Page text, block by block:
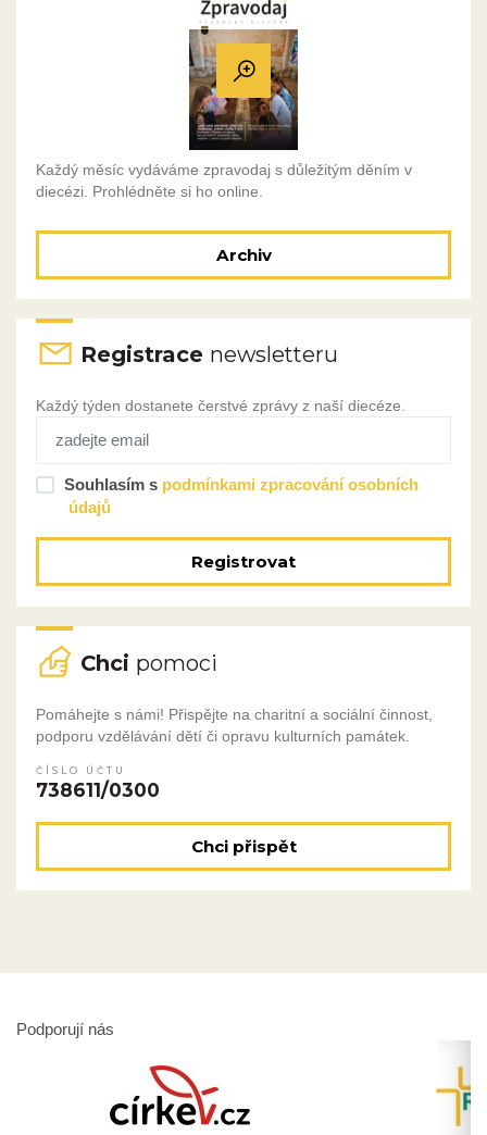
Každý měsíc vydáváme zpravodaj s důležitým děním v
diecézi. Prohlédněte si ho online.
Archiv
Registrace newsletteru
Každý týden dostanete čerstvé zprávy z naší diecéze.
Souhlasím s podmínkami zpracování osobních
údajů
Registrovat
Chci pomoci
Pomáhejte s námi! Přispějte na charitní a sociální činnost,
podporu vzdělávání dětí či opravu kulturních památek.
ČÍSLO ÚČTU
738611/0300
Chci přispět
Podporují nás